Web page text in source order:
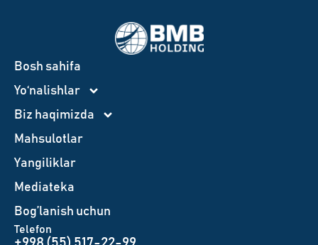
Bosh sahifa
Yo‘nalishlar
Biz haqimizda
Mahsulotlar
Yangiliklar
Mediateka
Bog’lanish uchun
Telefon